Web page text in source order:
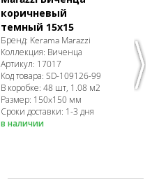
коричневый
темный 15х15
Бренд: Kerama Marazzi
Коллекция: Виченца
Артикул: 17017
Код товара: SD-109126-99
В коробке: 48 шт, 1.08 м2
Размер: 150x150 мм
Сроки доставки: 1-3 дня
в наличии